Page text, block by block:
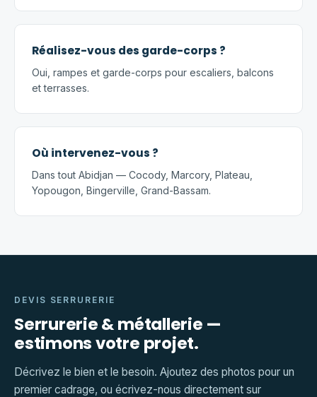
Réalisez-vous des garde-corps ?
Oui, rampes et garde-corps pour escaliers, balcons
et terrasses.
Où intervenez-vous ?
Dans tout Abidjan — Cocody, Marcory, Plateau,
Yopougon, Bingerville, Grand-Bassam.
DEVIS SERRURERIE
Serrurerie & métallerie —
estimons votre projet.
Décrivez le bien et le besoin. Ajoutez des photos pour un
premier cadrage, ou écrivez-nous directement sur